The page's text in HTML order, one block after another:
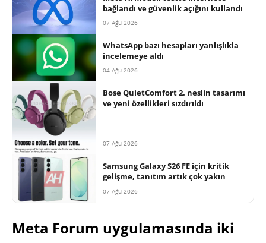
bağlandı ve güvenlik açığını kullandı
07 Ağu 2026
WhatsApp bazı hesapları yanlışlıkla
incelemeye aldı
04 Ağu 2026
Bose QuietComfort 2. neslin tasarımı
ve yeni özellikleri sızdırıldı
07 Ağu 2026
Samsung Galaxy S26 FE için kritik
gelişme, tanıtım artık çok yakın
07 Ağu 2026
Meta Forum uygulamasında iki